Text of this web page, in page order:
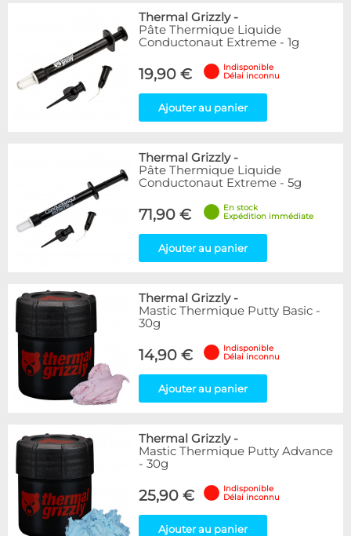
Thermal Grizzly-
Pâte Thermique Liquide
Conductonaut Extreme - 1g
19,90 €
Indisponible
Délai inconnu
Ajouter au panier
Thermal Grizzly-
Pâte Thermique Liquide
Conductonaut Extreme - 5g
71,90 €
En stock
Expédition immédiate
Ajouter au panier
Thermal Grizzly-
Mastic Thermique Putty Basic -
30g
14,90 €
Indisponible
Délai inconnu
Ajouter au panier
Thermal Grizzly-
Mastic Thermique Putty Advance
- 30g
25,90 €
Indisponible
Délai inconnu
Ajouter au panier